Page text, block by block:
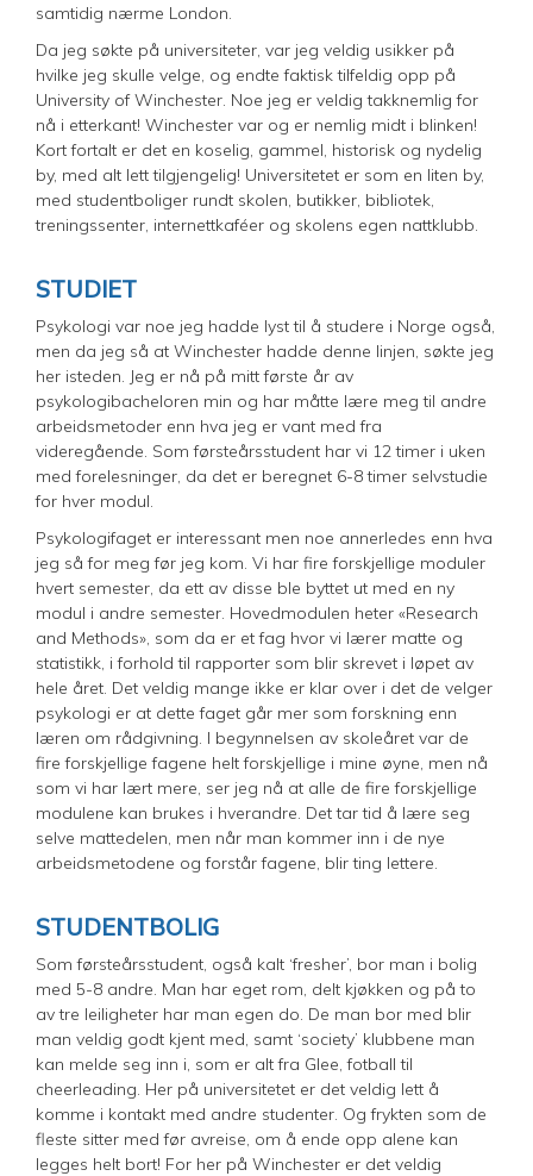
samtidig nærme London.
Da jeg søkte på universiteter, var jeg veldig usikker på
hvilke jeg skulle velge, og endte faktisk tilfeldig opp på
University of Winchester. Noe jeg er veldig takknemlig for
nå i etterkant! Winchester var og er nemlig midt i blinken!
Kort fortalt er det en koselig, gammel, historisk og nydelig
by, med alt lett tilgjengelig! Universitetet er som en liten by,
med studentboliger rundt skolen, butikker, bibliotek,
treningssenter, internettkaféer og skolens egen nattklubb.
STUDIET
Psykologi var noe jeg hadde lyst til å studere i Norge også,
men da jeg så at Winchester hadde denne linjen, søkte jeg
her isteden. Jeg er nå på mitt første år av
psykologibacheloren min og har måtte lære meg til andre
arbeidsmetoder enn hva jeg er vant med fra
videregående. Som førsteårsstudent har vi 12 timer i uken
med forelesninger, da det er beregnet 6-8 timer selvstudie
for hver modul.
Psykologifaget er interessant men noe annerledes enn hva
jeg så for meg før jeg kom. Vi har fire forskjellige moduler
hvert semester, da ett av disse ble byttet ut med en ny
modul i andre semester. Hovedmodulen heter «Research
and Methods», som da er et fag hvor vi lærer matte og
statistikk, i forhold til rapporter som blir skrevet i løpet av
hele året. Det veldig mange ikke er klar over i det de velger
psykologi er at dette faget går mer som forskning enn
læren om rådgivning. I begynnelsen av skoleåret var de
fire forskjellige fagene helt forskjellige i mine øyne, men nå
som vi har lært mere, ser jeg nå at alle de fire forskjellige
modulene kan brukes i hverandre. Det tar tid å lære seg
selve mattedelen, men når man kommer inn i de nye
arbeidsmetodene og forstår fagene, blir ting lettere.
STUDENTBOLIG
​Som førsteårsstudent, også kalt ‘fresher’, bor man i bolig
med 5-8 andre. Man har eget rom, delt kjøkken og på to
av tre leiligheter har man egen do. De man bor med blir
man veldig godt kjent med, samt ‘society’ klubbene man
kan melde seg inn i, som er alt fra Glee, fotball til
cheerleading. Her på universitetet er det veldig lett å
komme i kontakt med andre studenter. Og frykten som de
fleste sitter med før avreise, om å ende opp alene kan
legges helt bort! For her på Winchester er det veldig